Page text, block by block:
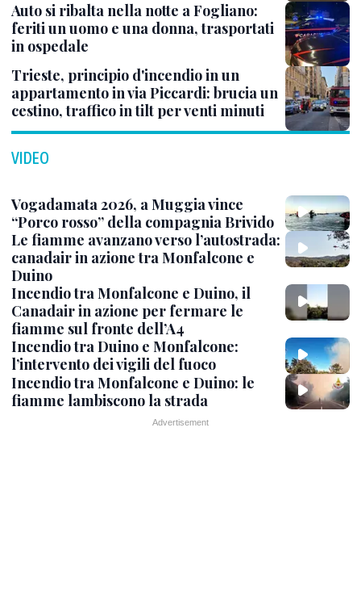
Auto si ribalta nella notte a Fogliano:
feriti un uomo e una donna, trasportati
in ospedale
Trieste, principio d'incendio in un
appartamento in via Piccardi: brucia un
cestino, traffico in tilt per venti minuti
VIDEO
Vogadamata 2026, a Muggia vince
“Porco rosso” della compagnia Brivido
Le fiamme avanzano verso l’autostrada:
canadair in azione tra Monfalcone e
Duino
Incendio tra Monfalcone e Duino, il
Canadair in azione per fermare le
fiamme sul fronte dell’A4
Incendio tra Duino e Monfalcone:
l’intervento dei vigili del fuoco
Incendio tra Monfalcone e Duino: le
fiamme lambiscono la strada